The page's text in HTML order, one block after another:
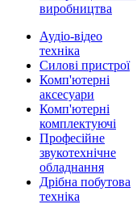
виробництва
Аудіо-відео
техніка
Силові пристрої
Комп'ютерні
аксесуари
Комп'ютерні
комплектуючі
Професійне
звукотехнічне
обладнання
Дрібна побутова
техніка